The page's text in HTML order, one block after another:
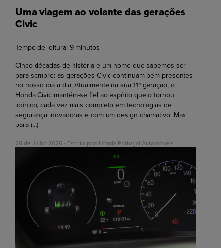
Uma viagem ao volante das gerações
Civic
Tempo de leitura: 9 minutos
Cinco décadas de história e um nome que sabemos ser
para sempre: as gerações Civic continuam bem presentes
no nosso dia a dia. Atualmente na sua 11ª geração, o
Honda Civic mantém-se fiel ao espírito que o tornou
icónico, cada vez mais completo em tecnologias de
segurança inovadoras e com um design chamativo. Mas
para (…)
28 de Julho 2026 • Escrito por: Honda Portugal Automóveis